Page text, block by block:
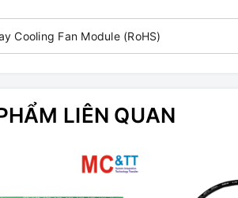
Cooling Fan Module (RoHS)
LIÊN QUAN